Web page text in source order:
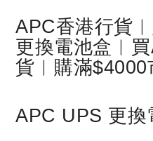
APC香港行貨
更換電池盒︱
貨︱購滿$4000
APC UPS 更